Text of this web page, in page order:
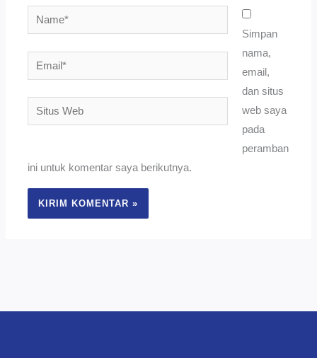
Name*
Email*
Situs
Web
Simpan
nama,
email,
dan situs
web saya
pada
peramban
ini untuk komentar saya berikutnya.